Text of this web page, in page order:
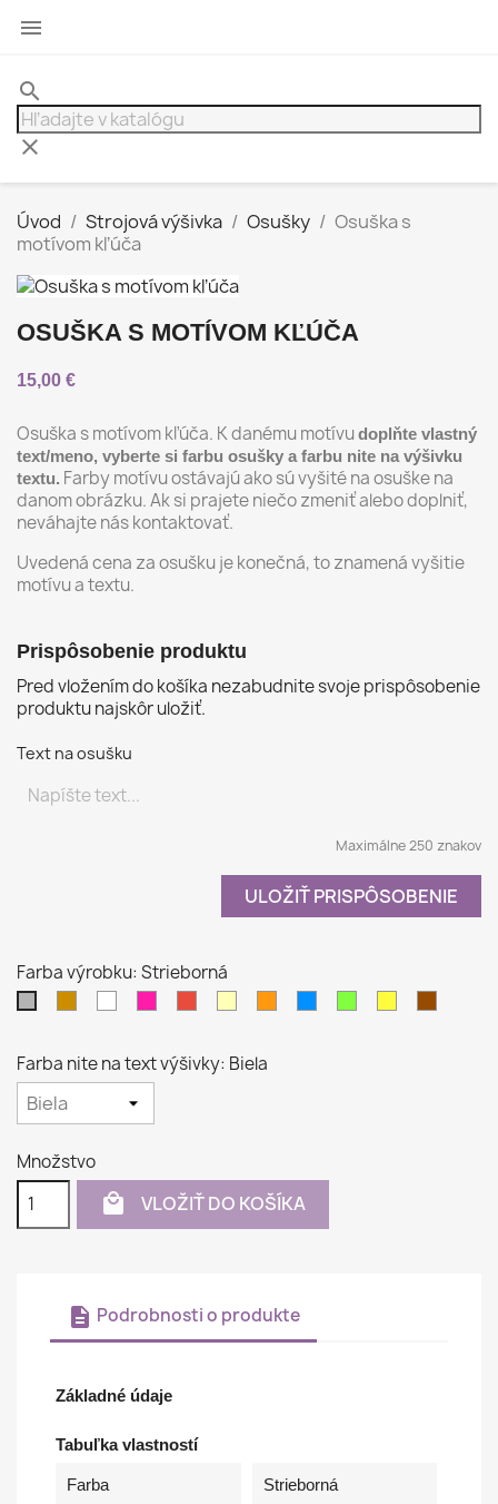

search
clear
Úvod Strojová výšivka Osušky
Osuška s
motívom kľúča
OSUŠKA S MOTÍVOM KĽÚČA
15,00 €
Osuška s motívom kľúča. K danému motívudoplňte vlastný
text/meno, vyberte si farbu osušky a farbu nite na výšivku
textu. Farby motívu ostávajú ako sú vyšité na osuške na
danom obrázku. Ak si prajete niečo zmeniť alebo doplniť,
neváhajte nás kontaktovať.
Uvedená cena za osušku je konečná, to znamená vyšitie
motívu a textu.
Prispôsobenie produktu
Pred vložením do košíka nezabudnite svoje prispôsobenie
produktu najskôr uložiť.
Text na osušku
Maximálne 250 znakov
ULOŽIŤ PRISPÔSOBENIE
Farba výrobku: Strieborná
Farba nite na text výšivky: Biela
Množstvo
 VLOŽIŤ DO KOŠÍKA
description Podrobnosti o produkte
Základné údaje
Tabuľka vlastností
Farba Strieborná